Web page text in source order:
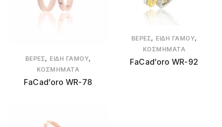
ΒΈΡΕΣ, ΕΊΔΗ ΓΆΜΟΥ,
ΚΟΣΜΉΜΑΤΑ
FaCad’oro WR-78
ΒΈΡΕΣ, ΕΊΔΗ ΓΆΜΟΥ,
ΚΟΣΜΉΜΑΤΑ
FaCad’oro WR-92